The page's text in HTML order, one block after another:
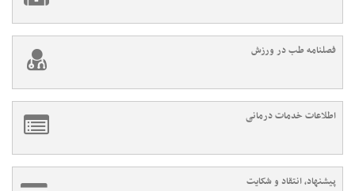
فصلنامه طب در ورزش
اطلاعات خدمات درمانی
پیشنهاد، انتقاد و شکایت